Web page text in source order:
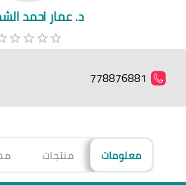
د. عمار احمد
778876881
معلومات منتجات